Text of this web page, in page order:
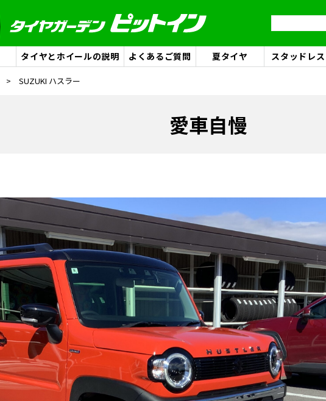
タイヤとホイールの説明 よくあるご質問 夏タイヤ スタッドレス
SUZUKI ハスラー
愛車自慢